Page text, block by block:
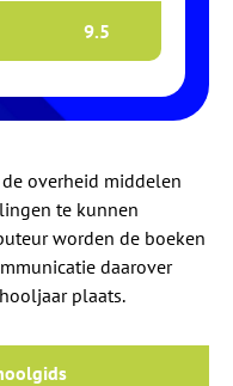
9.5
overheid middelen
te kunnen
worden de boeken
daarover
plaats.